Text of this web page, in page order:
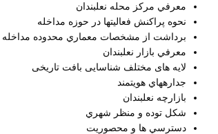
معرفي مركز محله نعلبندان
نحوه پراكنش فعاليتها در حوزه مداخله
برداشت از مشخصات معماري محدوده مداخله
معرفي بازار نعلبندان
لایه­ های مختلف شناسایی بافت تاریخی
جداره­هاي هويتمند
بازارچه نعلبندان
شكل توده و منظر شهري
دسترسي ها و محصوريت